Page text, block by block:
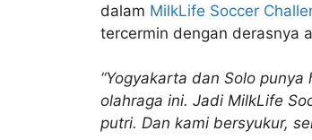
dalam MilkLife Soccer
tercermin dengan derasnya
“Yogyakarta dan Solo
olahraga ini. Jadi MilkLife
putri. Dan kami bersyukur,